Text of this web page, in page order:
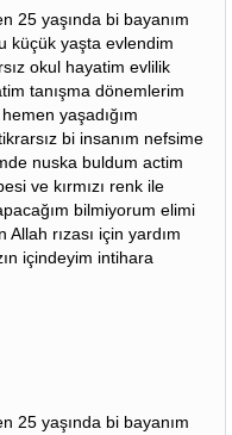
25 yaşında bi bayanım
küçük yaşta evlendim
okul hayatim evlilik
tanışma dönemlerim
yaşadığım
bi insanım nefsime
nuska buldum actim
ve kırmızı renk ile
bilmiyorum elimi
rızası için yardım
içindeyim intihara
25 yaşında bi bayanım